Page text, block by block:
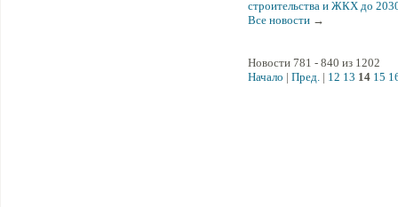
строительства и ЖКХ до
Все новости →
Новости 781 - 840 из 1202
Начало | Пред. | 12 13 14 15